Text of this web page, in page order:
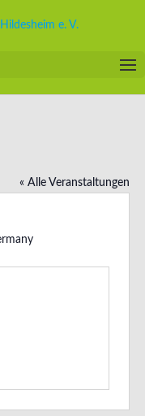
« Alle Veranstaltungen